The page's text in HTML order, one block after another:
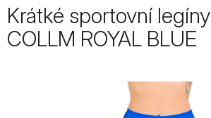
Krátké sportovní legíny
COLLM ROYAL BLUE